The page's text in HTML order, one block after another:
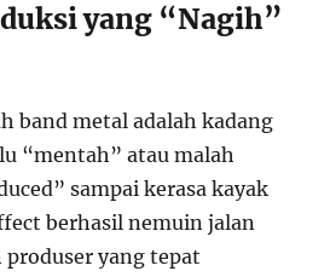
yang “Nagih”
band metal adalah kadang
“mentah” atau malah
sampai kerasa kayak
berhasil nemuin jalan
yang tepat